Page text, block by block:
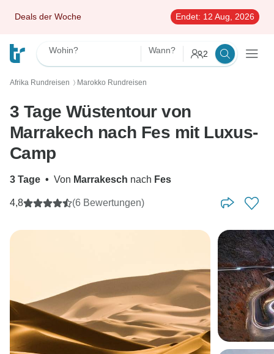
Deals der Woche Endet: 12 Aug, 2026
Wohin? Wann? 2
Afrika Rundreisen 〉 Marokko Rundreisen
3 Tage Wüstentour von
Marrakech nach Fes mit Luxus-
Camp
3 Tage • Von Marrakesch nach Fes
4,8 (6 Bewertungen)